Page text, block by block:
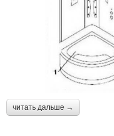
читать дальше →